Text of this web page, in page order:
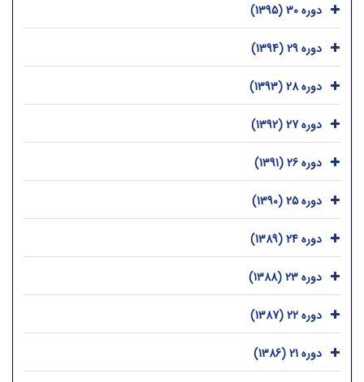
دوره 30 (1395)
دوره 29 (1394)
دوره 28 (1393)
دوره 27 (1392)
دوره 26 (1391)
دوره 25 (1390)
دوره 24 (1389)
دوره 23 (1388)
دوره 22 (1387)
دوره 21 (1386)